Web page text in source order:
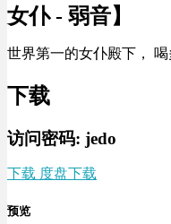
女仆 - 弱音】
世界第一的女仆殿下，
下载
访问密码: jedo
下载 度盘下载
预览